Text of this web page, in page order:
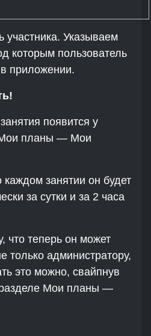
Указываем
которым пользователь
приложении.
появится у
Мои планы — Мои
занятии он будет
за сутки и за 2 часа
что теперь он может
только администратору,
это можно, свайпнув
разделе Мои планы —